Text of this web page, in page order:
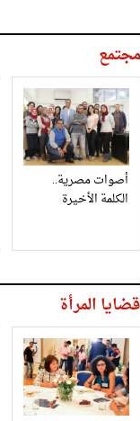
مجتمع
أصوات مصرية..
الكلمة الأخيرة
قضايا المرأة